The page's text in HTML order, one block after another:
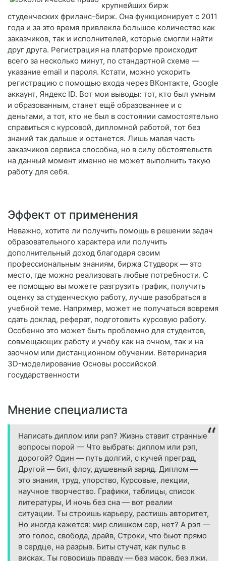
крупнейших бирж
студенческих фриланс-бирж. Она функционирует с 2011
года и за это время привлекла большое количество как
заказчиков, так и исполнителей, которые смогли найти
друг друга. Регистрация на платформе происходит
всего за несколько минут, по стандартной схеме —
указание email и пароля. Кстати, можно ускорить
регистрацию с помощью входа через ВКонтакте, Google
аккаунт, Яндекс ID. Вот мои выводы: тот, кто был умным
и образованным, станет ещё образованнее и с
деньгами, а тот, кто не был в состоянии самостоятельно
справиться с курсовой, дипломной работой, тот без
знаний так дальше и останется. Лишь малая часть
заказчиков сервиса способна, но в силу обстоятельств
на данный момент именно не может выполнить такую
работу для себя.
Эффект от применения
Неважно, хотите ли получить помощь в решении задач
образовательного характера или получить
дополнительный доход благодаря своим
профессиональным знаниям, биржа Студворк — это
место, где можно реализовать любые потребности. С
ее помощью вы можете разгрузить график, получить
оценку за студенческую работу, лучше разобраться в
учебной теме. Например, может не получаться вовремя
сдать доклад, реферат, подготовить курсовую работу.
Особенно это может быть проблемно для студентов,
совмещающих работу и учебу как на очном, так и на
заочном или дистанционном обучении. Ветеринария
3D-моделирование Основы российской
государственности
Мнение специалиста
Написать диплом или рэп? Жизнь ставит странные
вопросы порой — Что выбрать: диплом или рэп,
дорогой? Один — путь долгий, с кучей преград,
Другой — бит, флоу, душевный заряд. Диплом —
это знания, труд, упорство, Курсовые, лекции,
научное творчество. Графики, таблицы, список
литературы, И ночь без сна — вот реалии
ситуации. Ты строишь карьеру, растишь авторитет,
Но иногда кажется: мир слишком сер, нет? А рэп —
это голос, свобода, драйв, Строки, что бьют прямо
в сердце, на разрыв. Биты стучат, как пульс в
висках, Ты говоришь правду — без масок, без лжи.